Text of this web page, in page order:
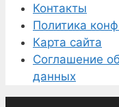
Контакты
Политика
Карта сайта
Соглашение
данных